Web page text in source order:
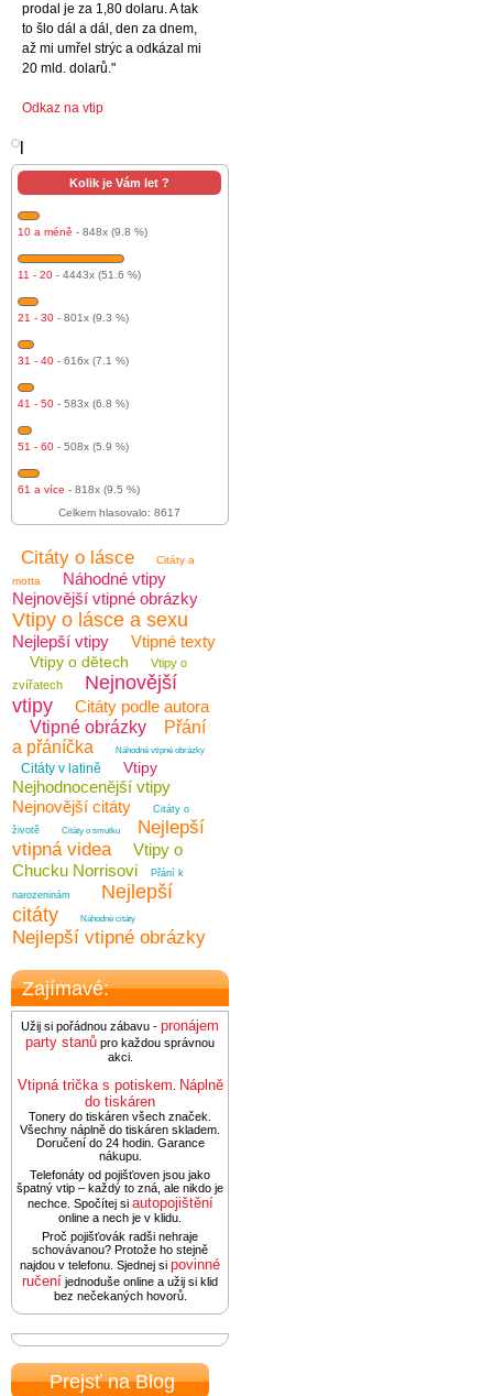
prodal je za 1,80 dolaru. A tak
to šlo dál a dál, den za dnem,
až mi umřel strýc a odkázal mi
20 mld. dolarů."
Odkaz na vtip
Kolik je Vám let ?
10 a méně - 848x (9.8 %)
11 - 20 - 4443x (51.6 %)
21 - 30 - 801x (9.3 %)
31 - 40 - 616x (7.1 %)
41 - 50 - 583x (6.8 %)
51 - 60 - 508x (5.9 %)
61 a více - 818x (9.5 %)
Celkem hlasovalo: 8617
Citáty o lásce
Citáty a
motta
Náhodné vtipy
Nejnovější vtipné obrázky
Vtipy o lásce a sexu
Nejlepší vtipy Vtipné texty
Vtipy o dětech
Vtipy o
zvířatech
Nejnovější
vtipy
Citáty podle autora
Vtipné obrázky
Přání
a přáníčka
Náhodné vtipné obrázky
Citáty v latině Vtipy
Nejhodnocenější vtipy
Nejnovější citáty
Citáty o
životě
Citáty o smutku
Nejlepší
vtipná videa
Vtipy o
Chucku Norrisovi
Přání k
narozeninám
Nejlepší
citáty
Náhodné citáty
Nejlepší vtipné obrázky
Zajímavé:
Užij si pořádnou zábavu - pronájem
party stanů pro každou správnou
akci.
Vtipná trička s potiskem Náplně
do tiskáren
Tonery do tiskáren všech značek.
Všechny náplně do tiskáren skladem.
Doručení do 24 hodin. Garance
nákupu.
Telefonáty od pojišťoven jsou jako
špatný vtip – každý to zná, ale nikdo je
nechce. Spočítej si autopojištění
online a nech je v klidu.
Proč pojišťovák radši nehraje
schovávanou? Protože ho stejně
najdou v telefonu. Sjednej si povinné
ručení jednoduše online a užij si klid
bez nečekaných hovorů.
Prejsť na Blog